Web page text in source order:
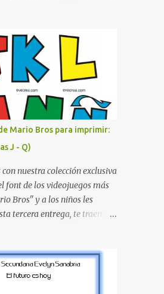
la institución por primera
la biblioteca, la dirección o un
puede resultar c...
Este set de letras está
transformar cualquier
aventura, utilizando la
y robusta que los fans han
décadas. En esta primera
nos presenta:
Un diseño de bloques con
gruesos que resaltan sobre
Paleta de Colores: Una
que alterna entre el rojo
de Luigi, y los tonos azul y
de los elementos del juego.
La imagen muestra la
a toda la colección.
del juego de letras in...
Mario Bros para imprimir:
J - Q)
nuestra colección exclusiva
font de los videojuegos más
Bros" y a los niños les
tercera entrega, te traemos
la letra Ñ , esencial para
proyectos en español. Bloque